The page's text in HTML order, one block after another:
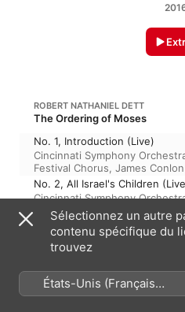
ROBERT NATHANIEL DETT
The Ordering of Moses
No. 1, Introduction (Live)
Cincinnati Symphony
Festival Chorus, James Conlon
No. 2, All Israel's Children
Cincinnati Symphony
Conlon , May Festival Chorus
No. 3, O Lord, Behold My
May Festival Chorus,James
Cincinnati Symphony Orchestra
No. 4, God Looked on Israel
Cincinnati Symphony Orchestra
Conlon,May Festival Chorus
Sélectionnez un autre
contenu spécifique du
trouvez
États-Unis (Français
France)